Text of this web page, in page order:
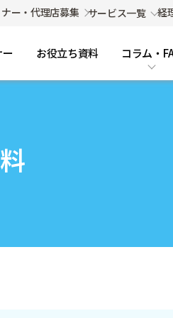
ー・代理店募集 サービス一覧 経
お役立ち資料 コラム・